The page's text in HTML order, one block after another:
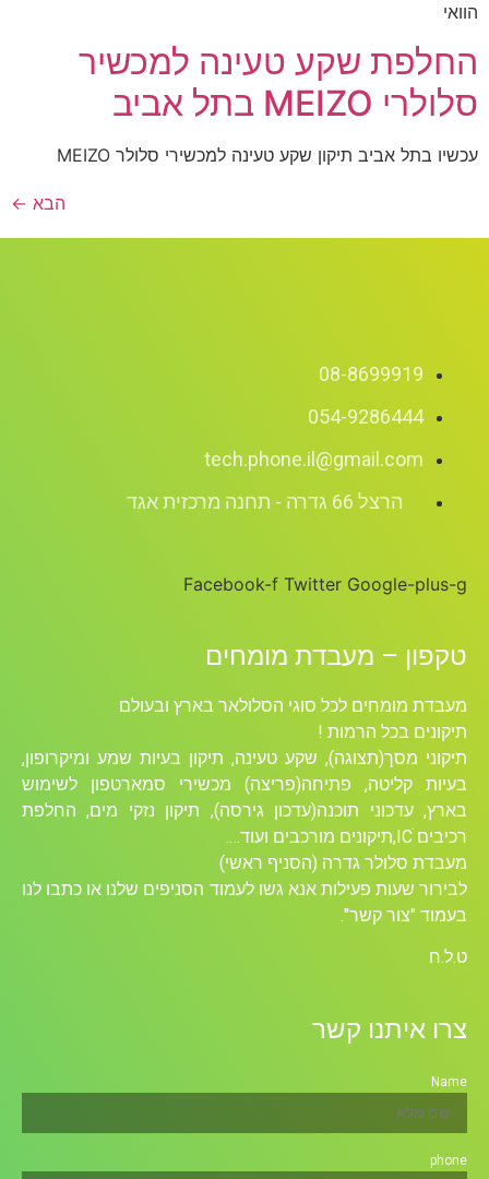
הוואי
החלפת שקע טעינה למכשיר
סלולרי MEIZO בתל אביב
עכשיו בתל אביב תיקון שקע טעינה למכשירי סלולר MEIZO
הבא ←
08-8699919
054-9286444
tech.phone.il@gmail.com
הרצל 66 גדרה - תחנה מרכזית אגד
Facebook-f Twitter Google-plus-g
טקפון – מעבדת מומחים
מעבדת מומחים לכל סוגי הסלולאר בארץ ובעולם
תיקונים בכל הרמות !
תיקוני מסך(תצוגה), שקע טעינה, תיקון בעיות שמע ומיקרופון,
בעיות קליטה, פתיחה(פריצה) מכשירי סמארטפון לשימוש
בארץ, עדכוני תוכנה(עדכון גירסה), תיקון נזקי מים, החלפת
רכיבים ICׁ,תיקונים מורכבים ועוד….
מעבדת סלולר גדרה (הסניף ראשי)
לבירור שעות פעילות אנא גשו לעמוד הסניפים שלנו או כתבו לנו
בעמוד "צור קשר".
ט.ל.ח
צרו איתנו קשר
Name
phone